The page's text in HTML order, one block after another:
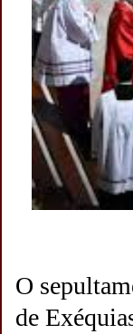
O
de